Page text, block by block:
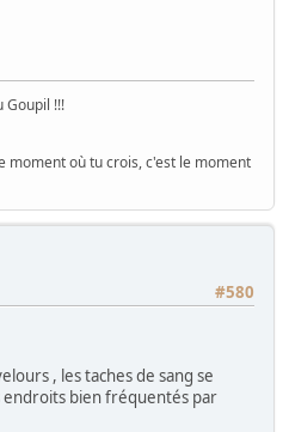
Goupil !!!
moment où tu crois, c'est le moment
#580
, les taches de sang se
bien fréquentés par